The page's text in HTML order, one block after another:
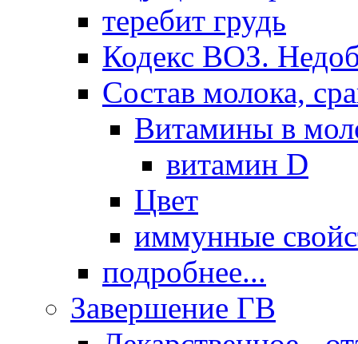
теребит грудь
Кодекс ВОЗ.
Состав молока,
Витамины в
витамин D
Цвет
иммунные
подробнее...
Завершение ГВ